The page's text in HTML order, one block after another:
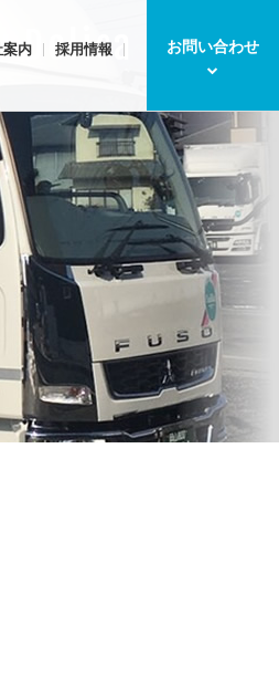
Delica Service
案内 採用情報 お問い合わせ